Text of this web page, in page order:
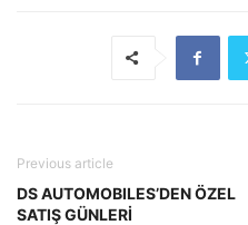
Previous article
DS AUTOMOBILES’DEN ÖZEL
SATIŞ GÜNLERİ